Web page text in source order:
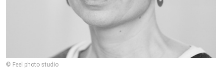
© Feel photo studio